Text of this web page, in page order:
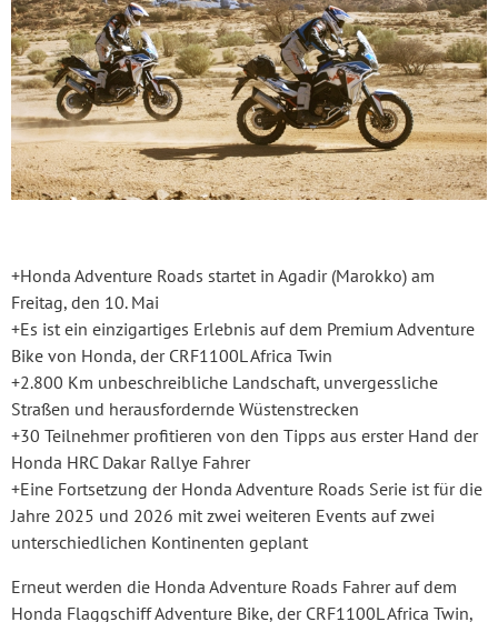
+Honda Adventure Roads startet in Agadir (Marokko) am
Freitag, den 10. Mai
+Es ist ein einzigartiges Erlebnis auf dem Premium Adventure
Bike von Honda, der CRF1100L Africa Twin
+2.800 Km unbeschreibliche Landschaft, unvergessliche
Straßen und herausfordernde Wüstenstrecken
+30 Teilnehmer profitieren von den Tipps aus erster Hand der
Honda HRC Dakar Rallye Fahrer
+Eine Fortsetzung der Honda Adventure Roads Serie ist für die
Jahre 2025 und 2026 mit zwei weiteren Events auf zwei
unterschiedlichen Kontinenten geplant
Erneut werden die Honda Adventure Roads Fahrer auf dem
Honda Flaggschiff Adventure Bike, der CRF1100L Africa Twin,